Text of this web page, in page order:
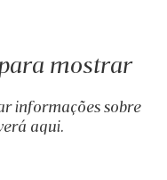
mostrar
informações sobre
aqui.